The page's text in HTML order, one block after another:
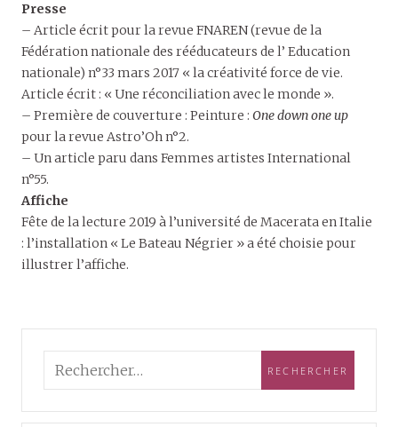
Presse
– Article écrit pour la revue FNAREN (revue de la
Fédération nationale des rééducateurs de l’ Education
nationale) n°33 mars 2017 « la créativité force de vie.
Article écrit : « Une réconciliation avec le monde ».
– Première de couverture : Peinture : One down one up
pour la revue Astro’Oh n°2.
– Un article paru dans Femmes artistes International
n°55.
Affiche
Fête de la lecture 2019 à l’université de Macerata en Italie
: l’installation « Le Bateau Négrier » a été choisie pour
illustrer l’affiche.